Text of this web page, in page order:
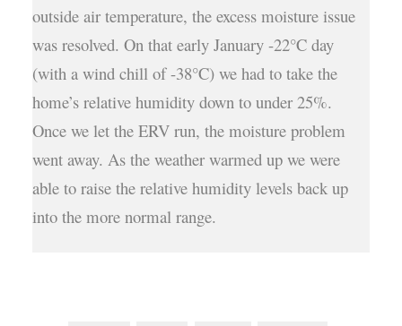
outside air temperature, the excess moisture issue
was resolved. On that early January -22°C day
(with a wind chill of -38°C) we had to take the
home’s relative humidity down to under 25%.
Once we let the ERV run, the moisture problem
went away. As the weather warmed up we were
able to raise the relative humidity levels back up
into the more normal range.